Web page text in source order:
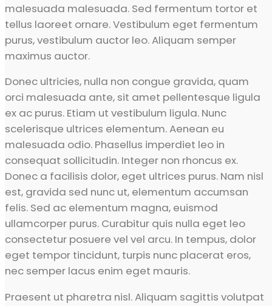
malesuada malesuada. Sed fermentum tortor et
tellus laoreet ornare. Vestibulum eget fermentum
purus, vestibulum auctor leo. Aliquam semper
maximus auctor.
Donec ultricies, nulla non congue gravida, quam
orci malesuada ante, sit amet pellentesque ligula
ex ac purus. Etiam ut vestibulum ligula. Nunc
scelerisque ultrices elementum. Aenean eu
malesuada odio. Phasellus imperdiet leo in
consequat sollicitudin. Integer non rhoncus ex.
Donec a facilisis dolor, eget ultrices purus. Nam nisl
est, gravida sed nunc ut, elementum accumsan
felis. Sed ac elementum magna, euismod
ullamcorper purus. Curabitur quis nulla eget leo
consectetur posuere vel vel arcu. In tempus, dolor
eget tempor tincidunt, turpis nunc placerat eros,
nec semper lacus enim eget mauris.
Praesent ut pharetra nisl. Aliquam sagittis volutpat